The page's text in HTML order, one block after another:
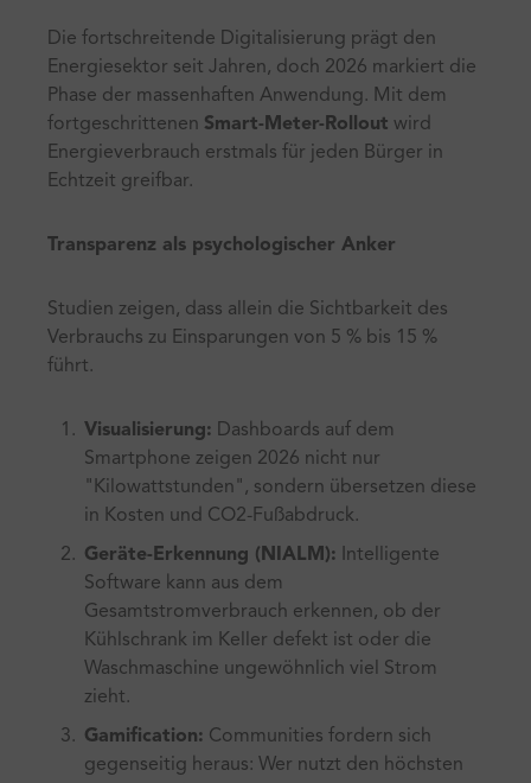
Die fortschreitende Digitalisierung prägt den
Energiesektor seit Jahren, doch 2026 markiert die
Phase der massenhaften Anwendung. Mit dem
fortgeschrittenen Smart-Meter-Rollout wird
Energieverbrauch erstmals für jeden Bürger in
Echtzeit greifbar.
Transparenz als psychologischer Anker
Studien zeigen, dass allein die Sichtbarkeit des
Verbrauchs zu Einsparungen von 5 % bis 15 %
führt.
Visualisierung: Dashboards auf dem
Smartphone zeigen 2026 nicht nur
"Kilowattstunden", sondern übersetzen diese
in Kosten und CO2-Fußabdruck.
Geräte-Erkennung (NIALM): Intelligente
Software kann aus dem
Gesamtstromverbrauch erkennen, ob der
Kühlschrank im Keller defekt ist oder die
Waschmaschine ungewöhnlich viel Strom
zieht.
Gamification: Communities fordern sich
gegenseitig heraus: Wer nutzt den höchsten